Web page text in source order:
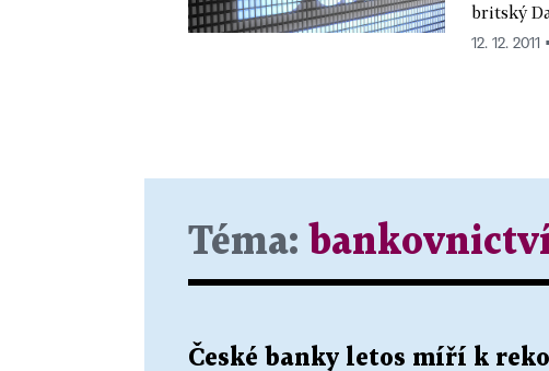
britský
12. 12.
Téma:
České banky letos míří k